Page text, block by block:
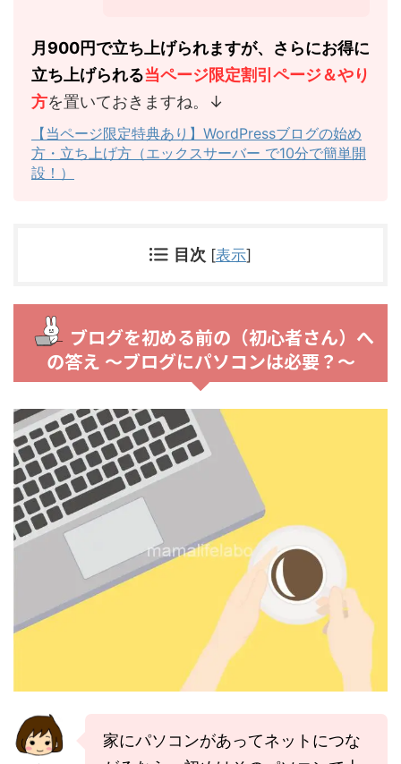
月900円で立ち上げられますが、さらにお得に
立ち上げられる当ページ限定割引ページ＆やり
方を置いておきますね。↓
【当ページ限定特典あり】WordPressブログの始め
方・立ち上げ方（エックスサーバー で10分で簡単開
設！）
目次 [表示]
ブログを初める前の（初心者さん）へ
の答え 〜ブログにパソコンは必要？〜
家にパソコンがあってネットにつな